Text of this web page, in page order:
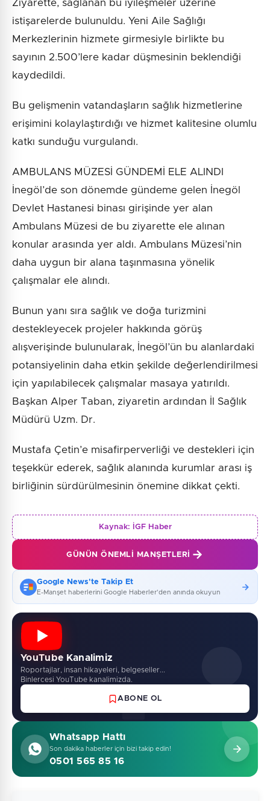
Ziyarette, sağlanan bu iyileşmeler üzerine
istişarelerde bulunuldu. Yeni Aile Sağlığı
Merkezlerinin hizmete girmesiyle birlikte bu
sayının 2.500’lere kadar düşmesinin beklendiği
kaydedildi.
Bu gelişmenin vatandaşların sağlık hizmetlerine
erişimini kolaylaştırdığı ve hizmet kalitesine olumlu
katkı sunduğu vurgulandı.
AMBULANS MÜZESİ GÜNDEMİ ELE ALINDI
İnegöl’de son dönemde gündeme gelen İnegöl
Devlet Hastanesi binası girişinde yer alan
Ambulans Müzesi de bu ziyarette ele alınan
konular arasında yer aldı. Ambulans Müzesi’nin
daha uygun bir alana taşınmasına yönelik
çalışmalar ele alındı.
Bunun yanı sıra sağlık ve doğa turizmini
destekleyecek projeler hakkında görüş
alışverişinde bulunularak, İnegöl’ün bu alanlardaki
potansiyelinin daha etkin şekilde değerlendirilmesi
için yapılabilecek çalışmalar masaya yatırıldı.
Başkan Alper Taban, ziyaretin ardından İl Sağlık
Müdürü Uzm. Dr.
Mustafa Çetin’e misafirperverliği ve destekleri için
teşekkür ederek, sağlık alanında kurumlar arası iş
birliğinin sürdürülmesinin önemine dikkat çekti.
Kaynak: İGF Haber
GÜNÜN ÖNEMLI MANŞETLERI
Google News'te Takip Et
E-Manşet haberlerini Google Haberler'den anında okuyun
YouTube Kanalimiz
Roportajlar, insan hikayeleri, belgeseller...
Binlercesi YouTube kanalimizda.
ABONE OL
Whatsapp Hattı
Son dakika haberler için bizi takip edin!
0501 565 85 16